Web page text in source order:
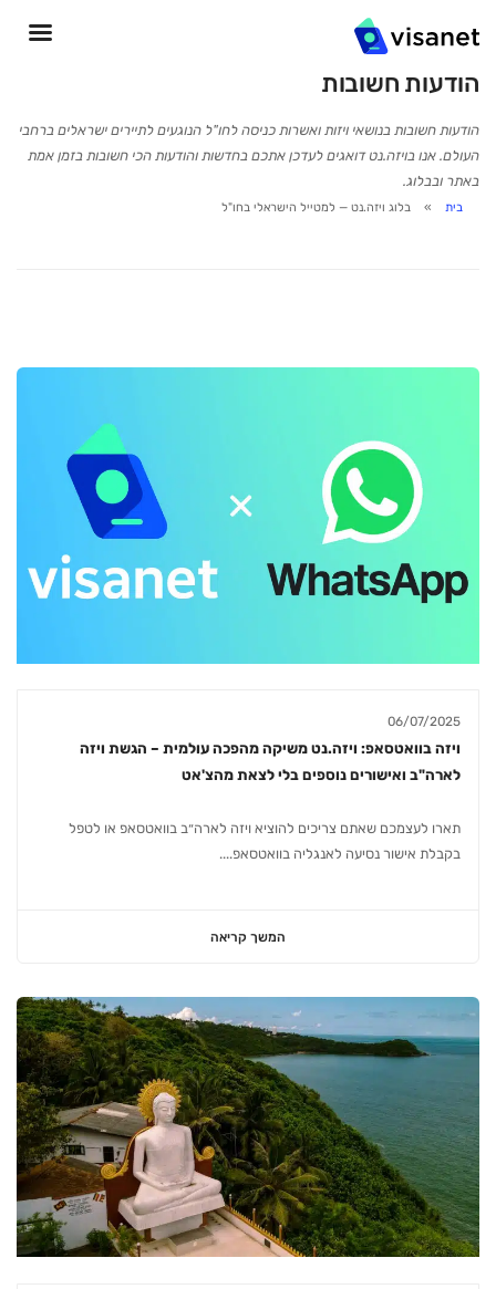
הודעות חשובות
הודעות חשובות בנושאי ויזות ואשרות כניסה לחו"ל הנוגעים לתיירים ישראלים ברחבי
העולם. אנו בויזה.נט דואגים לעדכן אתכם בחדשות והודעות הכי חשובות בזמן אמת
באתר ובבלוג.
בית בלוג ויזה.נט — למטייל הישראלי בחו"ל
06/07/2025
ויזה בוואטסאפ: ויזה.נט משיקה מהפכה עולמית – הגשת ויזה
לארה"ב ואישורים נוספים בלי לצאת מהצ'אט
תארו לעצמכם שאתם צריכים להוציא ויזה לארה״ב בוואטסאפ או לטפל
בקבלת אישור נסיעה לאנגליה בוואטסאפ....
המשך קריאה